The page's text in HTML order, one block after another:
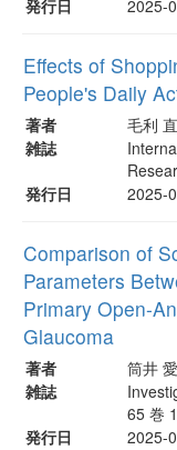
発行日
2025-
Effects of
People's Daily
著者
毛利
雑誌
発行日
2025-
Comparison of
Parameters
Primary Open-
Glaucoma
著者
筒井
雑誌
65 巻
発行日
2025-